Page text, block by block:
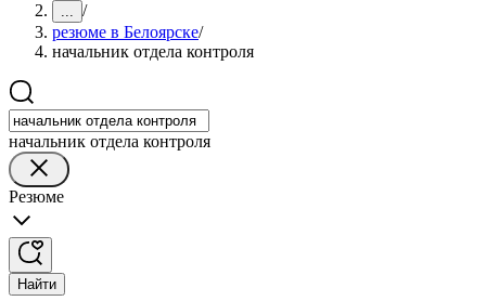
... /
резюме в Белоярске/
начальник отдела контроля
начальник отдела контроля
Резюме
Найти